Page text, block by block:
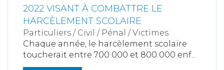
2022 VISANT À COMBATTRE LE
HARCÈLEMENT SCOLAIRE
Particuliers / Civil / Pénal / Victimes
Chaque année, le harcèlement scolaire
toucherait entre 700 000 et 800 000 enf...